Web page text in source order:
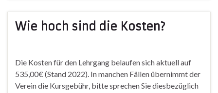
Wie hoch sind die Kosten?
Die Kosten für den Lehrgang belaufen sich aktuell auf
535,00€ (Stand 2022). In manchen Fällen übernimmt der
Verein die Kursgebühr, bitte sprechen Sie diesbezüglich